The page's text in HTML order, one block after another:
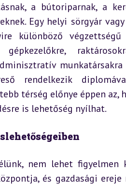
a bútoriparnak, a
Egy helyi sörgyár
különböző végzettségű
rendelkezik
térség előnye éppen az,
is lehetőség nyílhat.
nem lehet figyelmen
és gazdasági